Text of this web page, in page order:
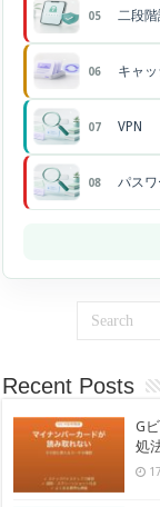
05 二段
06 キャッ
07 VPN
08 パス
Recent Posts
G
処